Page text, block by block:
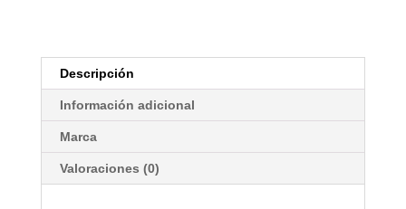
Descripción
Información adicional
Marca
Valoraciones (0)